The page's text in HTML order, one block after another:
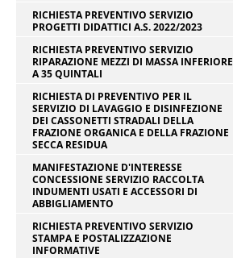
RICHIESTA PREVENTIVO SERVIZIO
PROGETTI DIDATTICI A.S. 2022/2023
RICHIESTA PREVENTIVO SERVIZIO
RIPARAZIONE MEZZI DI MASSA INFERIORE
A 35 QUINTALI
RICHIESTA DI PREVENTIVO PER IL
SERVIZIO DI LAVAGGIO E DISINFEZIONE
DEI CASSONETTI STRADALI DELLA
FRAZIONE ORGANICA E DELLA FRAZIONE
SECCA RESIDUA
MANIFESTAZIONE D'INTERESSE
CONCESSIONE SERVIZIO RACCOLTA
INDUMENTI USATI E ACCESSORI DI
ABBIGLIAMENTO
RICHIESTA PREVENTIVO SERVIZIO
STAMPA E POSTALIZZAZIONE
INFORMATIVE